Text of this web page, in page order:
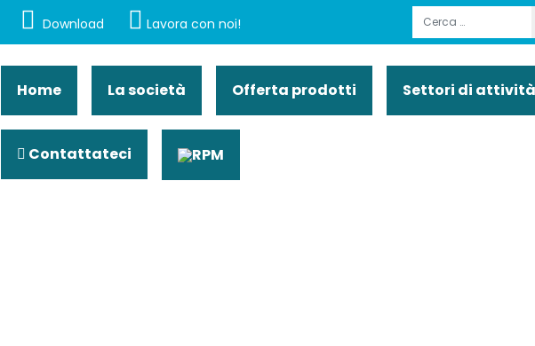
Download Lavora con noi! Cerca
Home La società Offerta prodotti Settori di attività
Contattateci